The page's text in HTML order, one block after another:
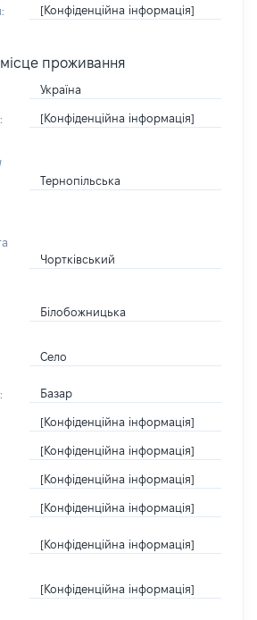
[Конфіденційна інформація]
проживання
Україна
[Конфіденційна інформація]
Тернопільська
Чортківський
Білобожницька
Село
Базар
[Конфіденційна інформація]
[Конфіденційна інформація]
[Конфіденційна інформація]
[Конфіденційна інформація]
[Конфіденційна інформація]
[Конфіденційна інформація]